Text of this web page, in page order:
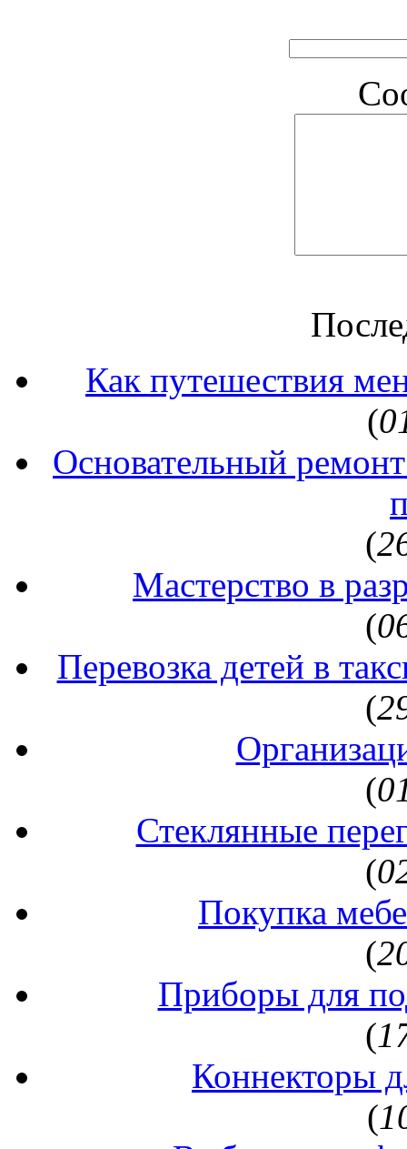
Как путешествия
(
Основательный
(
Мастерство в
(
Перевозка детей в
(
(
Стеклянные
(
Покупка
(
Приборы для
(
Коннекторы
(